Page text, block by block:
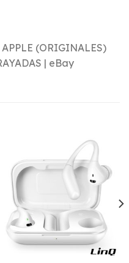
APPLE (ORIGINALES)
| eBay